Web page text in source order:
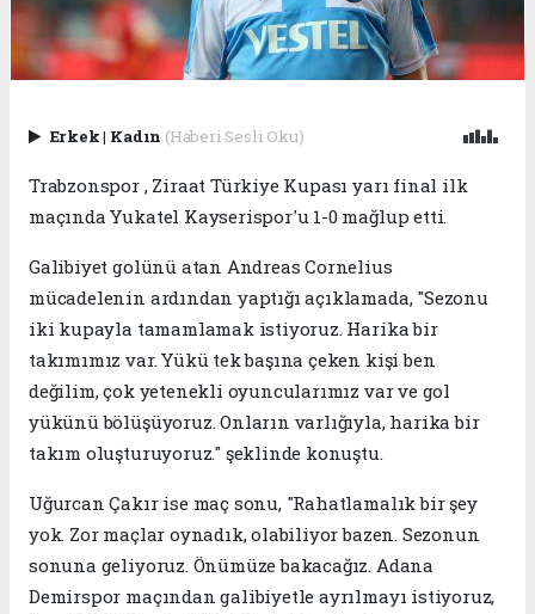
Erkek| Kadın (Haberi Sesli Oku)
Trabzonspor , Ziraat Türkiye Kupası yarı final ilk
maçında Yukatel Kayserispor'u 1-0 mağlup etti.
Galibiyet golünü atan Andreas Cornelius
mücadelenin ardından yaptığı açıklamada, "Sezonu
iki kupayla tamamlamak istiyoruz. Harika bir
takımımız var. Yükü tek başına çeken kişi ben
değilim, çok yetenekli oyuncularımız var ve gol
yükünü bölüşüyoruz. Onların varlığıyla, harika bir
takım oluşturuyoruz." şeklinde konuştu.
Uğurcan Çakır ise maç sonu, "Rahatlamalık bir şey
yok. Zor maçlar oynadık, olabiliyor bazen. Sezonun
sonuna geliyoruz. Önümüze bakacağız. Adana
Demirspor maçından galibiyetle ayrılmayı istiyoruz,